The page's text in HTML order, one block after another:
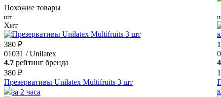
Похожие товары
шт
Хит
380 ₽
01031 / Unilatex
4.7 рейтинг бренда
380 ₽
Презервативы Unilatex Multifruits 3 шт
за 2 часа